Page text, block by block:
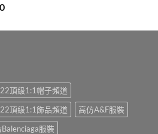
頂級1:1帽子頻道
頂級1:1飾品頻道
高仿A&F服裝
Balenciaga服裝